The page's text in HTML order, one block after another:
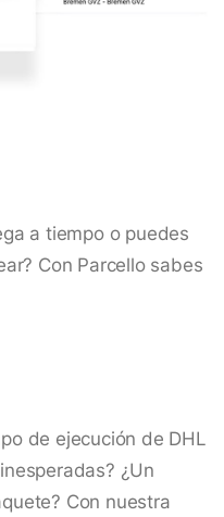
a tiempo o puedes
Con Parcello sabes
de ejecución de DHL
¿Un
Con nuestra